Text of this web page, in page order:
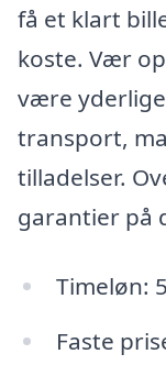
få et klart
koste. Vær
være
transport,
tilladelser.
garantier på
Timeløn:
Faste